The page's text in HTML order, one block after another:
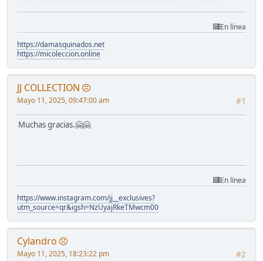
En línea
https://damasquinados.net
https://micoleccion.online
JJ COLLECTION
#1
Mayo 11, 2025, 09:47:00 am
Muchas gracias.🤗🤗
En línea
https://www.instagram.com/jj__exclusives?
utm_source=qr&igsh=NzUyajRkeTMwcm00
Cylandro
#2
Mayo 11, 2025, 18:23:22 pm